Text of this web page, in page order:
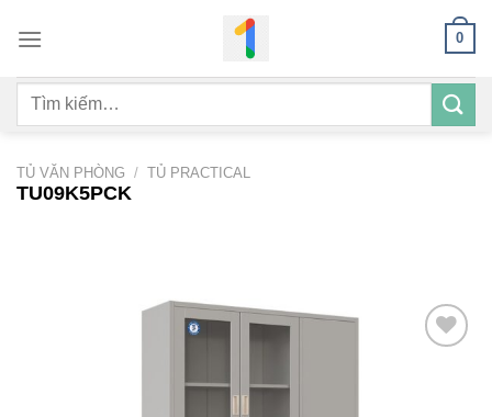
qua
dung
0
Tìm
TỦ VĂN PHÒNG / TỦ PRACTICAL
TU09K5PCK